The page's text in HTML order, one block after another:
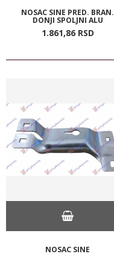
NOSAC SINE PRED. BRAN.
DONJI SPOLJNI ALU
1.861,86 RSD
NOSAC SINE